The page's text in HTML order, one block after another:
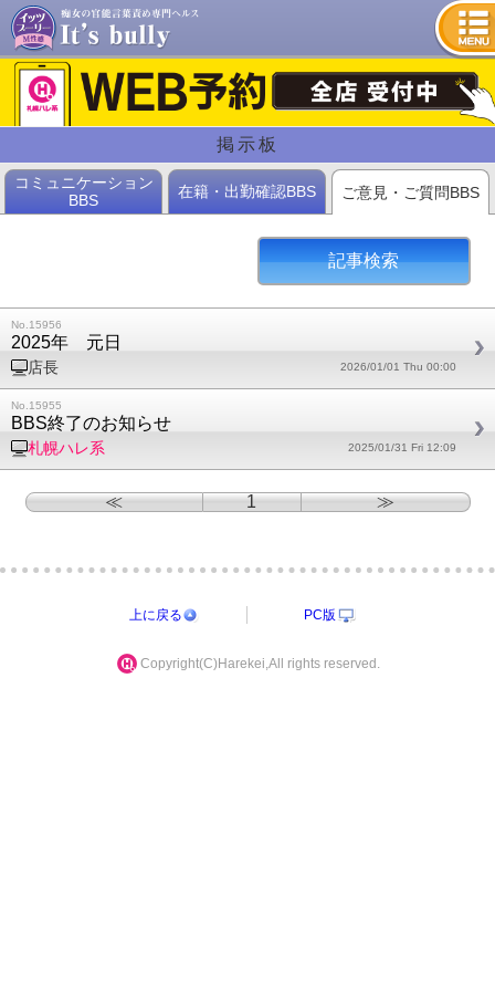
掲示板
コミュニケーション
BBS
在籍・出勤確認BBS ご意見・ご質問BBS
記事検索
No.15956
2025年 元日
店長 2026/01/01 Thu 00:00
No.15955
BBS終了のお知らせ
札幌ハレ系 2025/01/31 Fri 12:09
≪ 1 ≫
上に戻る PC版
Copyright(C)Harekei,All rights reserved.